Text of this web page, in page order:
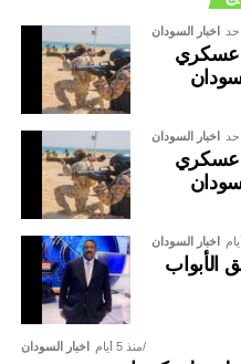
اخبار السودان
عسكري
اخبار السودان
عسكري
اخبار السودان
الأبواب
اخبار السودان منذ 5 أيام